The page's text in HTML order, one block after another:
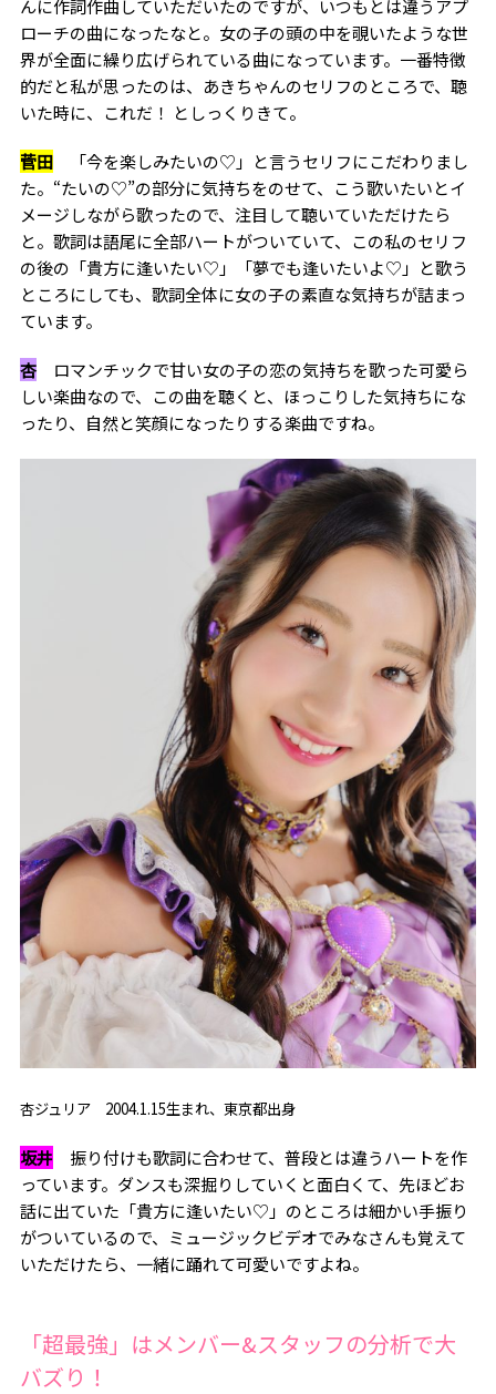
んに作詞作曲していただいたのですが、いつもとは違うアプ
ローチの曲になったなと。女の子の頭の中を覗いたような世
界が全面に繰り広げられている曲になっています。一番特徴
的だと私が思ったのは、あきちゃんのセリフのところで、聴
いた時に、これだ！ としっくりきて。
菅田
「今を楽しみたいの♡」と言うセリフにこだわりまし
た。“たいの♡”の部分に気持ちをのせて、こう歌いたいとイ
メージしながら歌ったので、注目して聴いていただけたら
と。歌詞は語尾に全部ハートがついていて、この私のセリフ
の後の「貴方に逢いたい♡」「夢でも逢いたいよ♡」と歌う
ところにしても、歌詞全体に女の子の素直な気持ちが詰まっ
ています。
杏
ロマンチックで甘い女の子の恋の気持ちを歌った可愛ら
しい楽曲なので、この曲を聴くと、ほっこりした気持ちにな
ったり、自然と笑顔になったりする楽曲ですね。
杏ジュリア 2004.1.15生まれ、東京都出身
坂井
振り付けも歌詞に合わせて、普段とは違うハートを作
っています。ダンスも深掘りしていくと面白くて、先ほどお
話に出ていた「貴方に逢いたい♡」のところは細かい手振り
がついているので、ミュージックビデオでみなさんも覚えて
いただけたら、一緒に踊れて可愛いですよね。
「超最強」はメンバー&スタッフの分析で大
バズり！